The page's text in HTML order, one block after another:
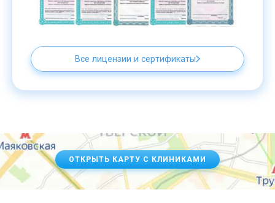
Все лицензии и сертификаты
ОТКРЫТЬ КАРТУ С КЛИНИКАМИ